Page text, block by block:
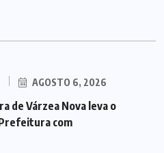
AGOSTO 6, 2026
de Várzea Nova leva o
com